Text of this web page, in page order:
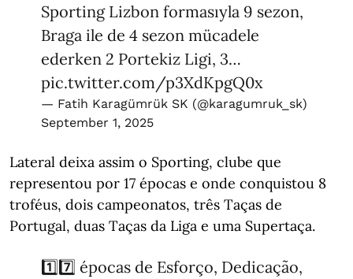
Sporting Lizbon formasıyla 9 sezon,
Braga ile de 4 sezon mücadele
ederken 2 Portekiz Ligi, 3…
pic.twitter.com/p3XdKpgQ0x
— Fatih Karagümrük SK (@karagumruk_sk)
September 1, 2025
Lateral deixa assim o Sporting, clube que
representou por 17 épocas e onde conquistou 8
troféus, dois campeonatos, três Taças de
Portugal, duas Taças da Liga e uma Supertaça.
1️⃣7️⃣ épocas de Esforço, Dedicação,